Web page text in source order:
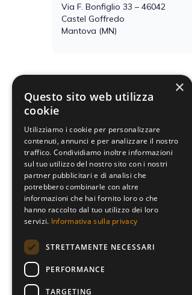
Via F. Bonfiglio 33 – 46042
Castel Goffredo
Mantova (MN)
Fisco
Accertamento, riscossione e
contenzioso
Imposte dirette
Altre imposte indirette e altri
tributi
Tributi locali
IVA
Dona il tuo 5x1000 a Fondazione
×
Questo sito web utilizza
cookie
Utilizziamo i cookie per personalizzare
contenuti, annunci e per analizzare il nostro
traffico. Condividiamo inoltre informazioni
sul tuo utilizzo del nostro sito con i nostri
partner pubblicitari e di analisi che
potrebbero combinarle con altre
informazioni che hai fornito loro o che
hanno raccolto dal tuo utilizzo dei loro
servizi. Informativa sulla privacy
STRETTAMENTE NECESSARI
PERFORMANCE
TARGETING